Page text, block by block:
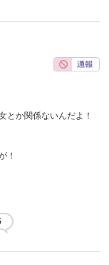
とか関係ないんだよ！
！